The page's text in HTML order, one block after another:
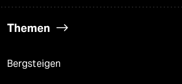
Themen
Bergsteigen